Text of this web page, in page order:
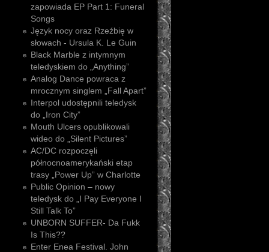
zapowiada EP Part 1: Funeral
Songs
Język nocy oraz Rzeźbię w
słowach - Ursula K. Le Guin
Black Marble z intymnym
teledyskiem do „Anything”
Analog Dance powraca z
mrocznym singlem „Fall Apart”
Interpol udostępnili teledysk
do „Iron City”
Mouth Ulcers opublikowali
wideo do „Silent Pictures”
AC/DC rozpoczęli
północnoamerykański etap
trasy „Power Up” w Charlotte
Public Opinion – nowy
teledysk do „I Pay Everyone I
Still Talk To”
UNBORN SUFFER- Da Fukk
Is This??
Enter Enea Festival. John